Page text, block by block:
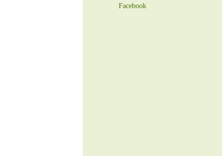
Facebook